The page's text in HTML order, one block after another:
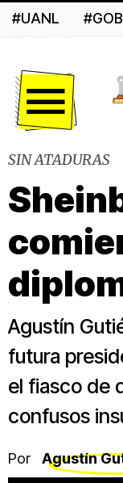
#UANL
SIN ATADURAS
Agustín
futura
el fiasco de
confusos
Por Agustín